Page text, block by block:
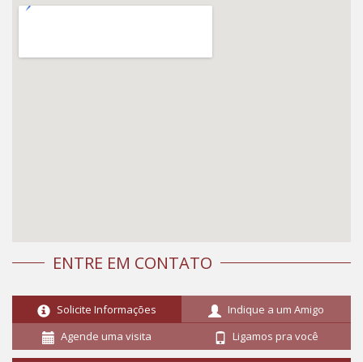
ENTRE EM CONTATO
Solicite Informações
Indique a um Amigo
Agende uma visita
Ligamos pra você